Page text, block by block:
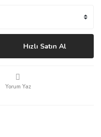
Hızlı Satın Al
Yorum Yaz